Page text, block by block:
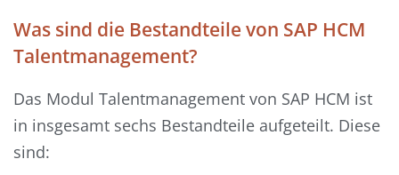
Was sind die Bestandteile von SAP HCM
Talentmanagement?
Das Modul Talentmanagement von SAP HCM ist
in insgesamt sechs Bestandteile aufgeteilt. Diese
sind: